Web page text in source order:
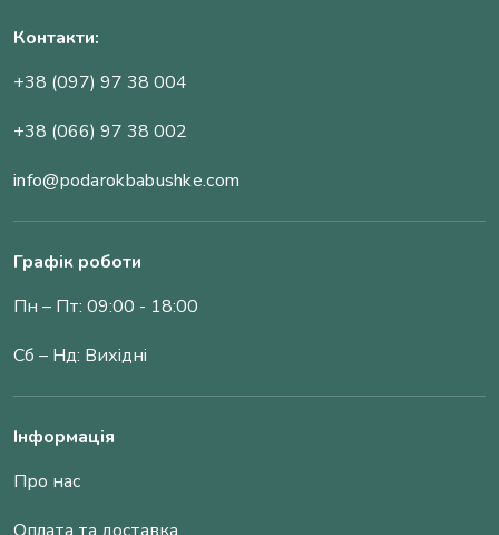
Контакти:
+38 (097) 97 38 004
+38 (066) 97 38 002
info@podarokbabushke.com
Графік роботи
Пн – Пт: 09:00 - 18:00
Сб – Нд: Вихідні
Інформація
Про нас